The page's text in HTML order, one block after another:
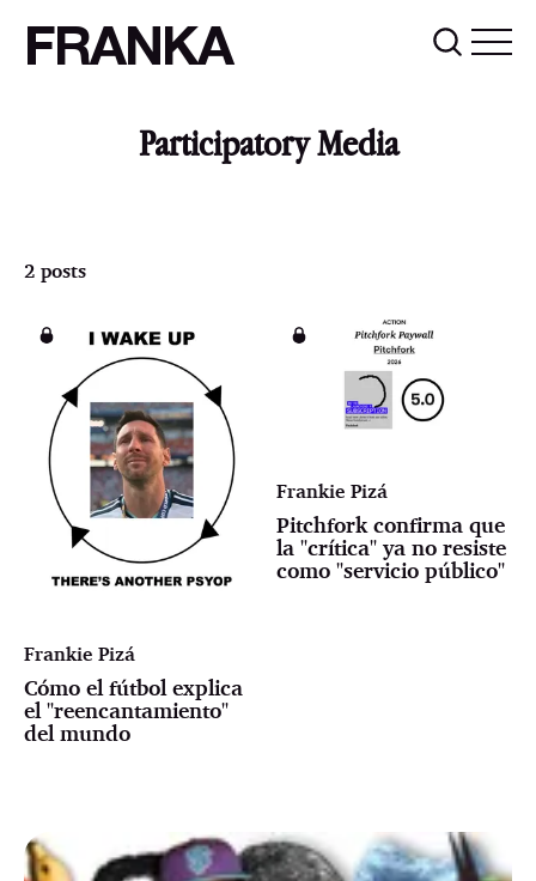
FRANKA
Participatory Media
2 posts
Frankie Pizá
Cómo el fútbol explica
el "reencantamiento"
del mundo
Frankie Pizá
Pitchfork confirma que
la "crítica" ya no resiste
como "servicio público"